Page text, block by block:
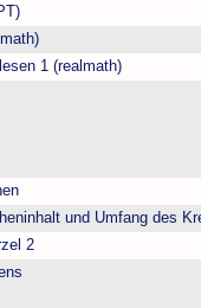
1 (realmath)
und Umfang des
2